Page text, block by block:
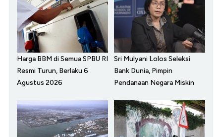
Harga BBM di Semua SPBU RI
Resmi Turun, Berlaku 6
Agustus 2026
Sri Mulyani Lolos Seleksi
Bank Dunia, Pimpin
Pendanaan Negara Miskin